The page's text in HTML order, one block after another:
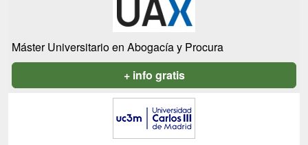
Máster Universitario en Abogacía y Procura
+ info gratis